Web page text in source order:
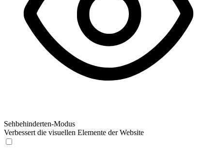
Sehbehinderten-Modus
Verbessert die visuellen Elemente der Website